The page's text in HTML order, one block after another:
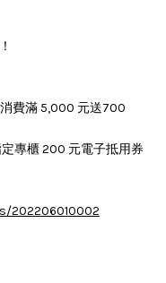
費滿 5,000 元送700
專櫃 200 元電子抵用券
202206010002